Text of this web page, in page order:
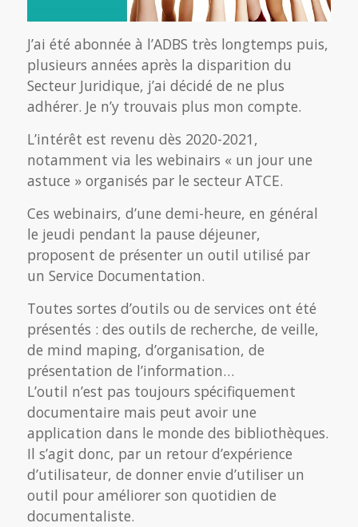
J’ai été abonnée à l’ADBS très longtemps puis,
plusieurs années après la disparition du
Secteur Juridique, j’ai décidé de ne plus
adhérer. Je n’y trouvais plus mon compte.
L’intérêt est revenu dès 2020-2021,
notamment via les webinairs « un jour une
astuce » organisés par le secteur ATCE.
Ces webinairs, d’une demi-heure, en général
le jeudi pendant la pause déjeuner,
proposent de présenter un outil utilisé par
un Service Documentation.
Toutes sortes d’outils ou de services ont été
présentés : des outils de recherche, de veille,
de mind maping, d’organisation, de
présentation de l’information…
L’outil n’est pas toujours spécifiquement
documentaire mais peut avoir une
application dans le monde des bibliothèques.
Il s’agit donc, par un retour d’expérience
d’utilisateur, de donner envie d’utiliser un
outil pour améliorer son quotidien de
documentaliste.